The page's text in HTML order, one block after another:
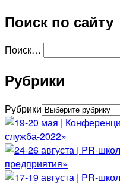
Поиск по сайту
Поиск…
Рубрики
Рубрики